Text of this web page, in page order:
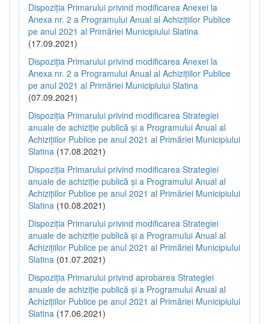
Dispoziția Primarului privind modificarea Anexei la
Anexa nr. 2 a Programului Anual al Achizițiilor Publice
pe anul 2021 al Primăriei Municipiului Slatina
(17.09.2021)
Dispoziția Primarului privind modificarea Anexei la
Anexa nr. 2 a Programului Anual al Achizițiilor Publice
pe anul 2021 al Primăriei Municipiului Slatina
(07.09.2021)
Dispoziția Primarului privind modificarea Strategiei
anuale de achiziție publică și a Programului Anual al
Achizițiilor Publice pe anul 2021 al Primăriei Municipiului
Slatina (17.08.2021)
Dispoziția Primarului privind modificarea Strategiei
anuale de achiziție publică și a Programului Anual al
Achizițiilor Publice pe anul 2021 al Primăriei Municipiului
Slatina (10.08.2021)
Dispoziția Primarului privind modificarea Strategiei
anuale de achiziție publică și a Programului Anual al
Achizițiilor Publice pe anul 2021 al Primăriei Municipiului
Slatina (01.07.2021)
Dispoziția Primarului privind aprobarea Strategiei
anuale de achiziție publică și a Programului Anual al
Achizițiilor Publice pe anul 2021 al Primăriei Municipiului
Slatina (17.06.2021)